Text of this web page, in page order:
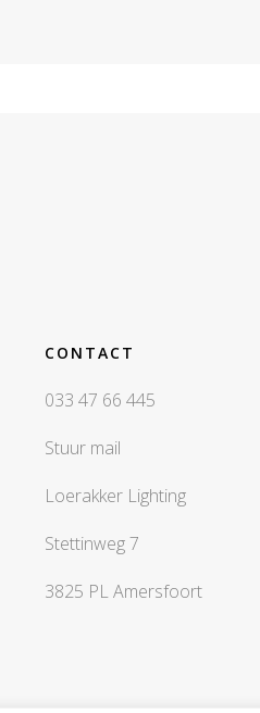
CONTACT
033 47 66 445
Stuur mail
Loerakker Lighting
Stettinweg 7
3825 PL Amersfoort